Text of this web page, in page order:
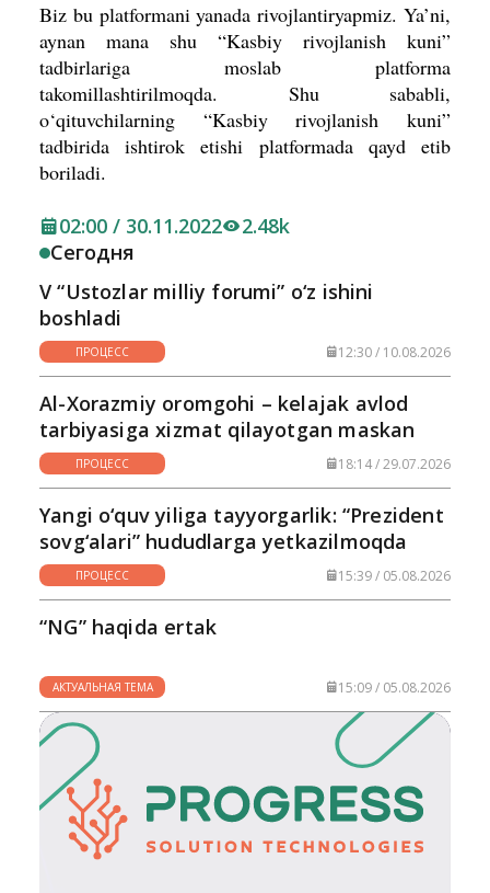
Biz bu platformani yanada rivojlantiryapmiz. Ya’ni,
aynan mana shu “Kasbiy rivojlanish kuni”
tadbirlariga moslab platforma
takomillashtirilmoqda. Shu sababli,
o‘qituvchilarning “Kasbiy rivojlanish kuni”
tadbirida ishtirok etishi platformada qayd etib
boriladi.
02:00 / 30.11.2022
2.48k
Сегодня
V “Ustozlar milliy forumi” o‘z ishini
boshladi
ПРОЦЕСС 12:30 / 10.08.2026
Al-Xorazmiy oromgohi – kelajak avlod
tarbiyasiga xizmat qilayotgan maskan
ПРОЦЕСС 18:14 / 29.07.2026
Yangi o‘quv yiliga tayyorgarlik: “Prezident
sovg‘alari” hududlarga yetkazilmoqda
ПРОЦЕСС 15:39 / 05.08.2026
“NG” haqida ertak
АКТУАЛЬНАЯ ТЕМА 15:09 / 05.08.2026